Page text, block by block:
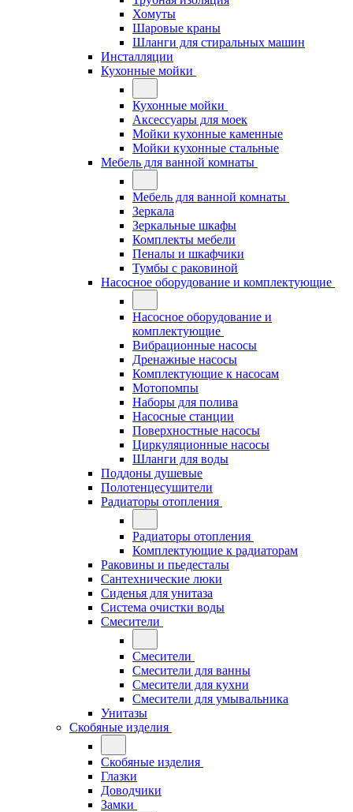
Хомуты
Шаровые краны
Шланги для стиральных машин
Инсталляции
Кухонные мойки
Кухонные мойки
Аксессуары для моек
Мойки кухонные каменные
Мойки кухонные стальные
Мебель для ванной комнаты
Мебель для ванной комнаты
Зеркала
Зеркальные шкафы
Комплекты мебели
Пеналы и шкафчики
Тумбы с раковиной
Насосное оборудование и комплектующие
Насосное оборудование и
комплектующие
Вибрационные насосы
Дренажные насосы
Комплектующие к насосам
Мотопомпы
Наборы для полива
Насосные станции
Поверхностные насосы
Циркуляционные насосы
Шланги для воды
Поддоны душевые
Полотенцесушители
Радиаторы отопления
Радиаторы отопления
Комплектующие к радиаторам
Раковины и пьедесталы
Сантехнические люки
Сиденья для унитаза
Система очистки воды
Смесители
Смесители
Смесители для ванны
Смесители для кухни
Смесители для умывальника
Унитазы
Скобяные изделия
Скобяные изделия
Глазки
Доводчики
Замки